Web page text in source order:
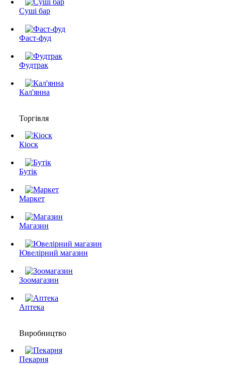
Суші бар
Фаст-фуд
Фудтрак
Кал'янна
Торгівля
Кіоск
Бутік
Маркет
Магазин
Ювелірний магазин
Зоомагазин
Аптека
Виробництво
Пекарня